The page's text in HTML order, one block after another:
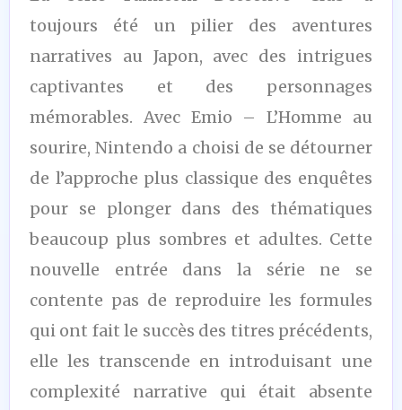
toujours été un pilier des aventures
narratives au Japon, avec des intrigues
captivantes et des personnages
mémorables. Avec Emio – L’Homme au
sourire, Nintendo a choisi de se détourner
de l’approche plus classique des enquêtes
pour se plonger dans des thématiques
beaucoup plus sombres et adultes. Cette
nouvelle entrée dans la série ne se
contente pas de reproduire les formules
qui ont fait le succès des titres précédents,
elle les transcende en introduisant une
complexité narrative qui était absente